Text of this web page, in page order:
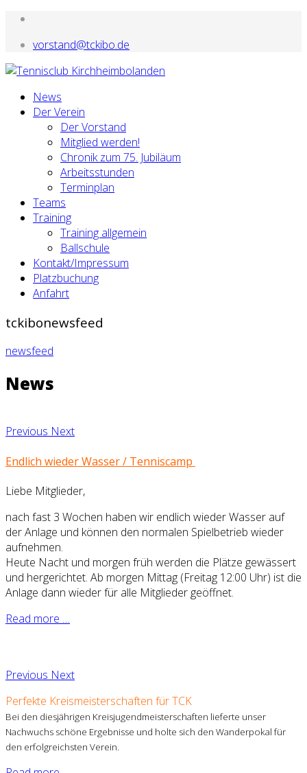
vorstand@tckibo.de
News
Der Verein
Der Vorstand
Mitglied werden!
Chronik zum 75. Jubiläum
Arbeitsstunden
Terminplan
Teams
Training
Training allgemein
Ballschule
Kontakt/Impressum
Platzbuchung
Anfahrt
tckibonewsfeed
newsfeed
News
Previous Next
Endlich wieder Wasser / Tenniscamp
Liebe Mitglieder,
nach fast 3 Wochen haben wir endlich wieder Wasser auf
der Anlage und können den normalen Spielbetrieb wieder
aufnehmen.
Heute Nacht und morgen früh werden die Plätze gewässert
und hergerichtet. Ab morgen Mittag (Freitag 12:00 Uhr) ist die
Anlage dann wieder für alle Mitglieder geöffnet.
Read more …
Previous Next
Perfekte Kreismeisterschaften für TCK
Bei den diesjährigen Kreisjugendmeisterschaften lieferte unser
Nachwuchs schöne Ergebnisse und holte sich den Wanderpokal für
den erfolgreichsten Verein.